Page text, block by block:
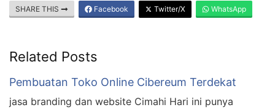
SHARE THIS Facebook Twitter/X WhatsApp
Related Posts
Pembuatan Toko Online Cibereum Terdekat
jasa branding dan website Cimahi Hari ini punya